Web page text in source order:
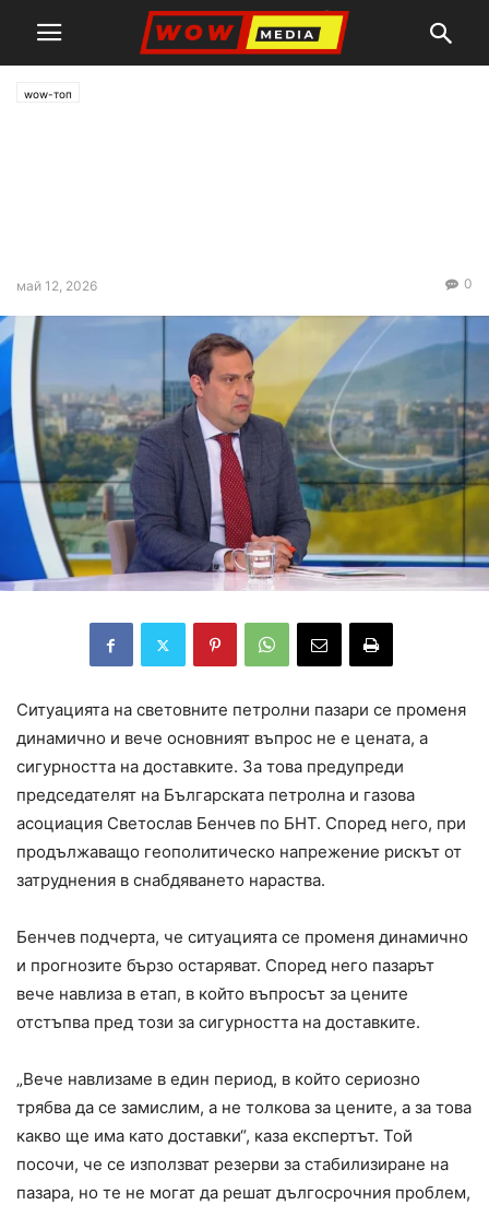
wow-топ
май 12, 2026 0
Ситуацията на световните петролни пазари се променя
динамично и вече основният въпрос не е цената, а
сигурността на доставките. За това предупреди
председателят на Българската петролна и газова
асоциация Светослав Бенчев по БНТ. Според него, при
продължаващо геополитическо напрежение рискът от
затруднения в снабдяването нараства.
Бенчев подчерта, че ситуацията се променя динамично
и прогнозите бързо остаряват. Според него пазарът
вече навлиза в етап, в който въпросът за цените
отстъпва пред този за сигурността на доставките.
„Вече навлизаме в един период, в който сериозно
трябва да се замислим, а не толкова за цените, а за това
какво ще има като доставки“, каза експертът. Той
посочи, че се използват резерви за стабилизиране на
пазара, но те не могат да решат дългосрочния проблем,